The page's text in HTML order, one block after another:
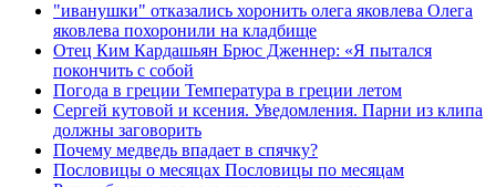
"иванушки" отказались хоронить олега яковлева Олега
яковлева похоронили на кладбище
Отец Ким Кардашьян Брюс Дженнер: «Я пытался
покончить с собой
Погода в греции Температура в греции летом
Сергей кутовой и ксения. Уведомления. Парни из клипа
должны заговорить
Почему медведь впадает в спячку?
Пословицы о месяцах Пословицы по месяцам